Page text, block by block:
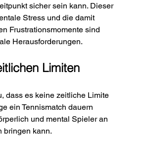
sicher sein kann. Dieser
Stress und die damit
Frustrationsmomente sind
Herausforderungen.
Limiten
dass es keine zeitliche Limite
ein Tennismatch dauern
und mental Spieler an
bringen kann.